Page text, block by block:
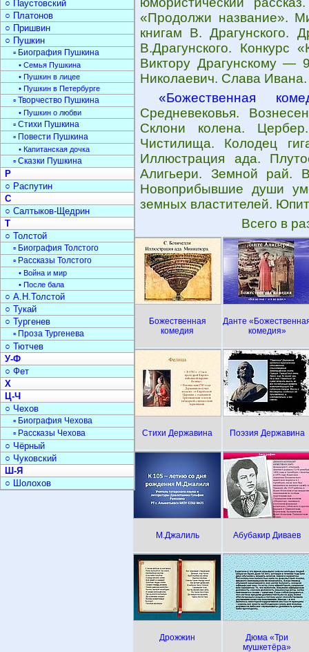
«Продолжи название».
книгам В. Драгунского.
В.Драгунского. Конкурс
Виктору Драгунскому —
Николаевич. Слава Ивана.
«Божественная
Средневековья.
Склони колена.
Чистилища. Колодец
Иллюстрация ада.
Алигьери. Земной рай.
Новоприбывшие души
земных властителей.
Всего в
Божественная
комедия
Данте
комедия»
Стихи Державина Поэзия Державина
М.Джалиль Абубакир Диваев
Дрожжин
Дюма «Три
мушкетёра»
○ Паустовский
○ Платонов
○ Пришвин
○ Пушкин
▫ Биография Пушкина
• Семья Пушкина
• Пушкин в лицее
• Пушкин в Петербурге
▫ Творчество Пушкина
• Пушкин о любви
▫ Стихи Пушкина
▫ Повести Пушкина
• Капитанская дочка
▫ Сказки Пушкина
Р
○ Распутин
С
○ Салтыков-Щедрин
Т
○ Толстой
▫ Биография Толстого
▫ Рассказы Толстого
• Война и мир
• После бала
○ А.Н.Толстой
○ Тукай
○ Тургенев
▫ Проза Тургенева
○ Тютчев
У-Ф
○ Фет
Х
Ц-Ч
○ Чехов
▫ Биография Чехова
▫ Рассказы Чехова
○ Чёрный
○ Чуковский
Ш-Я
○ Шолохов